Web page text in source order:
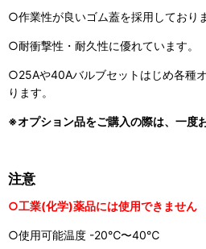
○作業性が良いゴム蓋を採用しており
○耐衝撃性・耐久性に優れています。
○25Aや40Aバルブセットはじめ各種
ります。
※オプション品をご購入の際は、一度
注意
○工業(化学)薬品には使用できません
○使用可能温度 -20℃〜40℃